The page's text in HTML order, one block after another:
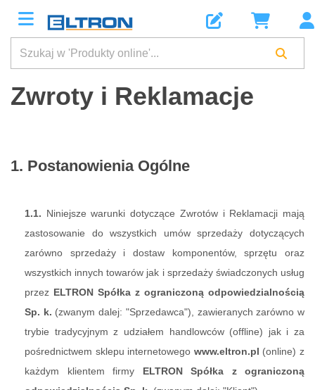
Zwroty i Reklamacje
1. Postanowienia Ogólne
1.1. Niniejsze warunki dotyczące Zwrotów i Reklamacji mają
zastosowanie do wszystkich umów sprzedaży dotyczących
zarówno sprzedaży i dostaw komponentów, sprzętu oraz
wszystkich innych towarów jak i sprzedaży świadczonych usług
przez ELTRON Spółka z ograniczoną odpowiedzialnością
Sp. k. (zwanym dalej: "Sprzedawca"), zawieranych zarówno w
trybie tradycyjnym z udziałem handlowców (offline) jak i za
pośrednictwem sklepu internetowego www.eltron.pl (online) z
każdym klientem firmy ELTRON Spółka z ograniczoną